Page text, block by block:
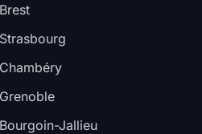
Jallieu